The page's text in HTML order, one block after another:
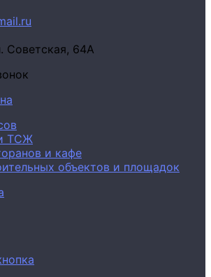
Советская, 64А
ТСЖ
и кафе
объектов и площадок